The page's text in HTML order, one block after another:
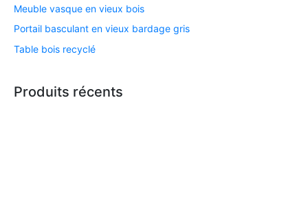
Meuble vasque en vieux bois
Portail basculant en vieux bardage gris
Table bois recyclé
Produits récents